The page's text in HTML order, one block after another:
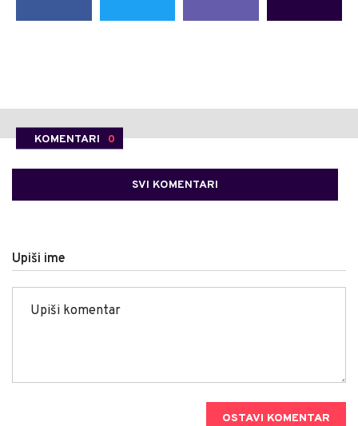
KOMENTARI 0
SVI KOMENTARI
Upiši ime
OSTAVI KOMENTAR